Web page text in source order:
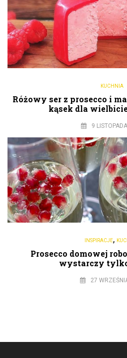
KUCHNIA
Różowy ser z prosecco i
kąsek dla
9
INSPIRACJE,
Prosecco domowej
wystarczy
27